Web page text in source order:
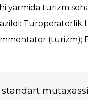
yarmida turizm
Turoperatorlik
(turizm);